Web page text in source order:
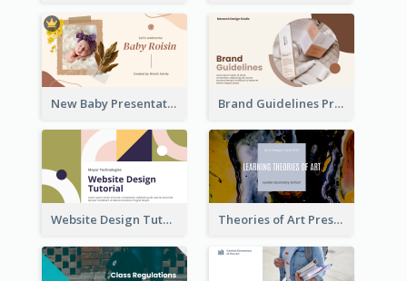
New Baby Presentation Brand Guidelines Presentation
Website Design Tutorial Presentation Theories of Art Presentation